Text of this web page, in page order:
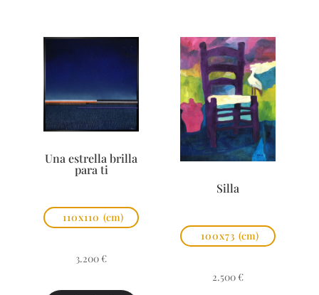
Una estrella brilla
para ti
110x110 (cm)
3.200 €
Silla
100x73 (cm)
2.500 €